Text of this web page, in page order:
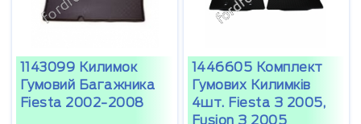
1143099 Килимок
Гумовий Багажника
Fiesta 2002-2008
1446605 Комплект
Гумових Килимків
4шт. Fiesta З 2005,
Fusion З 2005